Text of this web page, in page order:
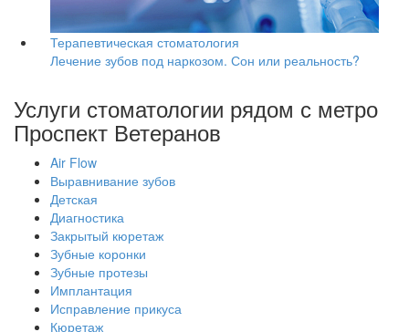
Терапевтическая стоматология
Лечение зубов под наркозом. Сон или реальность?
Услуги стоматологии рядом с метро
Проспект Ветеранов
Air Flow
Выравнивание зубов
Детская
Диагностика
Закрытый кюретаж
Зубные коронки
Зубные протезы
Имплантация
Исправление прикуса
Кюретаж